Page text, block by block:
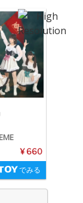
¥ 660
でみる